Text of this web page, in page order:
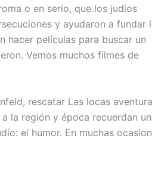
o en serio, que los judíos
y ayudaron a fundar
hacer películas para buscar un
Vemos muchos filmes de
rescatar Las locas
la región y época recuerdan
el humor. En muchas